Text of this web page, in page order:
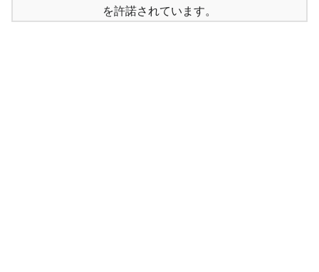
を許諾されています。